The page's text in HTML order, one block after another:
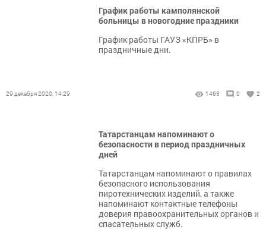
График работы камполянской
больницы в новогодние праздники
График работы ГАУЗ «КПРБ» в
праздничные дни.
29 декабря 2020, 14:29 1463 0 2
Татарстанцам напоминают о
безопасности в период праздничных
дней
Татарстанцам напоминают о правилах
безопасного использования
пиротехнических изделий, а также
напоминают контактные телефоны
доверия правоохранительных органов и
спасательных служб.